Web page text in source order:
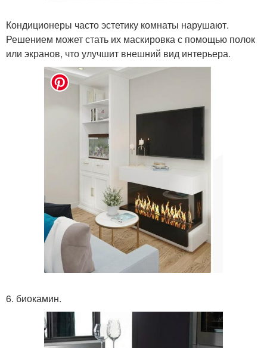
Кондиционеры часто эстетику комнаты нарушают.
Решением может стать их маскировка с помощью полок
или экранов, что улучшит внешний вид интерьера.
6. биокамин.